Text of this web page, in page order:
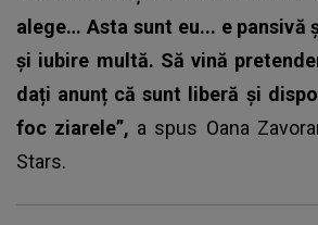
alege… Asta sunt eu... e pansivă
și iubire multă. Să vină
dați anunț că sunt liberă și
foc ziarele”, a spus Oana
Stars.